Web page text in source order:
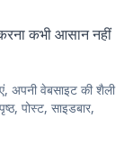
कभी आसान नहीं
अपनी वेबसाइट की शैली
पोस्ट, साइडबार,